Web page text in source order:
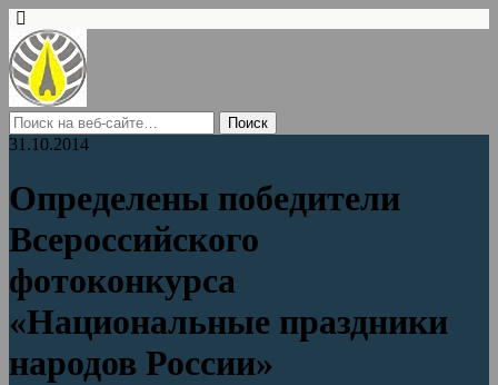
31.10.2014
Определены победители
Всероссийского
фотоконкурса
«Национальные праздники
народов России»